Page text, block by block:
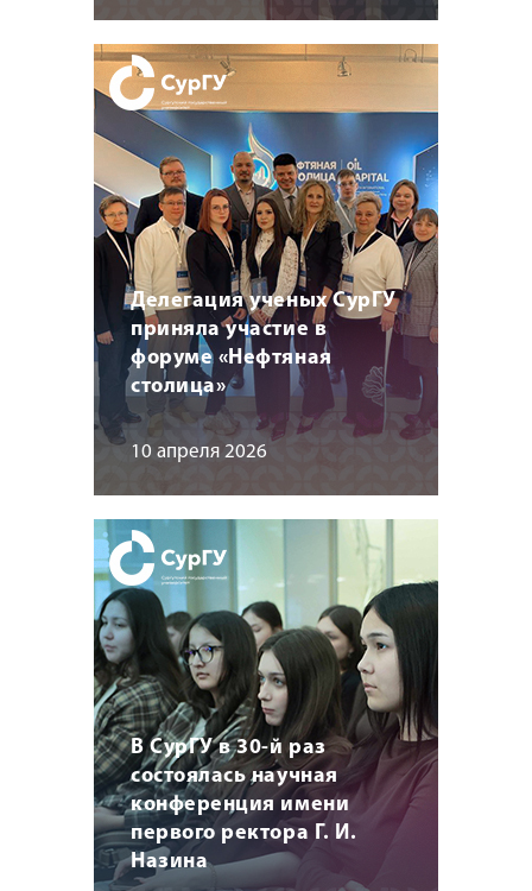
Делегация ученых СурГУ
приняла участие в
форуме «Нефтяная
столица»
10 апреля 2026
В СурГУ в 30-й раз
состоялась научная
конференция имени
первого ректора Г. И.
Назина